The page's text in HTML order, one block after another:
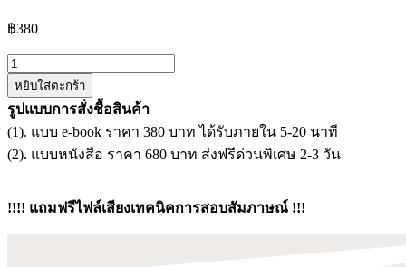
฿380
จำนวน
แนว
ข้อสอบ
เจ้า
หน้าที่
งาน
หยิบใส่ตะกร้า
รูปแบบการสั่งชื้อสินค้า
(1). แบบ e-book ราคา 380 บาท ได้รับภายใน 5-20 นาที
(2). แบบหนังสือ ราคา 680 บาท ส่งฟรีด่วนพิเศษ 2-3 วัน
!!!! แถมฟรีไฟล์เสียงเทคนิคการสอบสัมภาษณ์ !!!